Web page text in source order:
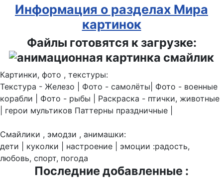
Информация о разделах Мира
картинок
Файлы готовятся к загрузке:
Картинки, фото , текстуры:
Текстура - Железо | Фото - самолёты| Фото - военные
корабли | Фото - рыбы | Раскраска - птички, животные
| герои мультиков Паттерны праздничные |
Смайлики , эмодзи , анимашки:
дети | куколки | настроение | эмоции :радость,
любовь, спорт, погода
Последние добавленные :